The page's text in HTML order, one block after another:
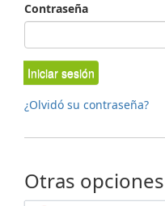
Contraseña
Iniciar sesión
¿Olvidó su contraseña?
Otras opciones